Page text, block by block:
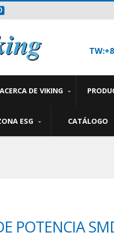
ACERCA DE VIKING
ESG CATÁLOGO
POTENCIA